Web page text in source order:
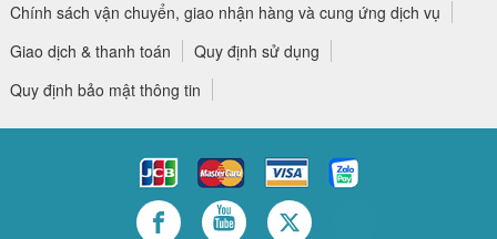
Chính sách vận chuyển, giao nhận hàng và cung ứng dịch vụ
Giao dịch & thanh toán
Quy định sử dụng
Quy định bảo mật thông tin